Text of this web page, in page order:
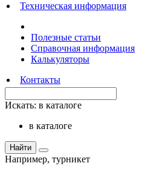
Техническая информация
Полезные статьи
Справочная информация
Калькуляторы
Контакты
Искать: в каталоге
в каталоге
Найти
Например, турникет